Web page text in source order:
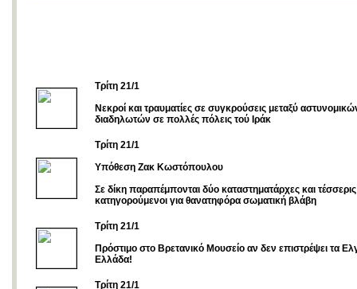
Τρίτη 21/1
Nεκροί και τραυματίες σε συγκρούσεις μεταξύ
διαδηλωτών σε πολλές πόλεις τού Ιράκ
Τρίτη 21/1
Υπόθεση Ζακ Κωστόπουλου
Σε δίκη παραπέμπονται δύο καταστηματάρχες και
κατηγορούμενοι για θανατηφόρα σωματική βλάβη
Τρίτη 21/1
Πρόστιμο στο Βρετανικό Μουσείο αν δεν επιστρέψει τα
Ελλάδα!
Τρίτη 21/1